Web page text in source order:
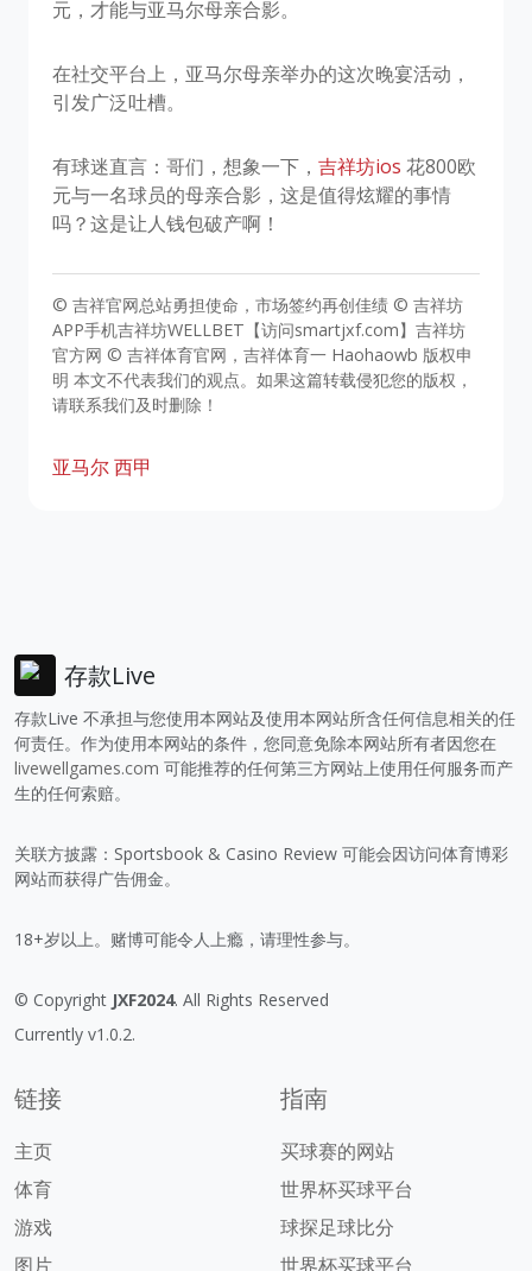
元，才能与亚马尔母亲合影。
在社交平台上，亚马尔母亲举办的这次晚宴活动，
引发广泛吐槽。
有球迷直言：哥们，想象一下， 吉祥坊ios 花800欧
元与一名球员的母亲合影，这是值得炫耀的事情
吗？这是让人钱包破产啊！
© 吉祥官网总站勇担使命，市场签约再创佳绩 © 吉祥坊
APP手机吉祥坊WELLBET【访问smartjxf.com】吉祥坊
官方网 © 吉祥体育官网，吉祥体育一 Haohaowb 版权申
明 本文不代表我们的观点。如果这篇转载侵犯您的版权，
请联系我们及时删除！
亚马尔西甲
存款Live
存款Live 不承担与您使用本网站及使用本网站所含任何信息相关的任
何责任。作为使用本网站的条件，您同意免除本网站所有者因您在
livewellgames.com 可能推荐的任何第三方网站上使用任何服务而产
生的任何索赔。
关联方披露：Sportsbook & Casino Review 可能会因访问体育博彩
网站而获得广告佣金。
18+岁以上。赌博可能令人上瘾，请理性参与。
© Copyright JXF2024. All Rights Reserved
Currently v1.0.2.
链接
主页
体育
游戏
图片
指南
买球赛的网站
世界杯买球平台
球探足球比分
世界杯买球平台